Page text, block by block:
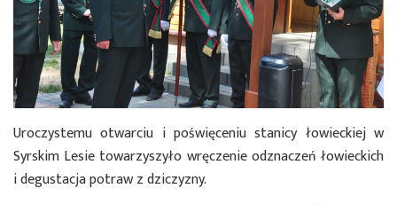
Uroczystemu otwarciu i poświęceniu stanicy łowieckiej w
Syrskim Lesie towarzyszyło wręczenie odznaczeń łowieckich
i degustacja potraw z dziczyzny.